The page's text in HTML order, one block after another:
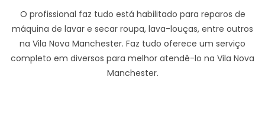
O profissional faz tudo está habilitado para reparos de
máquina de lavar e secar roupa, lava-louças, entre outros
na Vila Nova Manchester. Faz tudo oferece um serviço
completo em diversos para melhor atendê-lo na Vila Nova
Manchester.